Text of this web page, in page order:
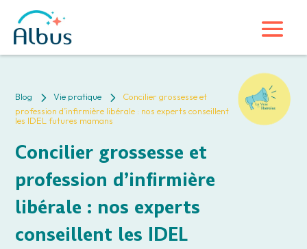
Blog 5 Vie pratique 5
Concilier grossesse et
profession d’infirmière libérale : nos experts conseillent
les IDEL futures mamans
Concilier grossesse et
profession d’infirmière
libérale : nos experts
conseillent les IDEL